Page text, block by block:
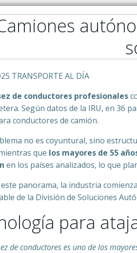
TRANSPORTE AL DÍA
de conductores profesionales
Según datos de la IRU, en 36
conductores de camión.
no es coyuntural, sino
que los mayores de 55
en los países analizados, lo que
panorama, la industria
de la División de Soluciones
para
de conductores es uno de los